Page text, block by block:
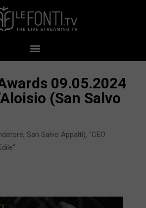
09.05.2024
(San Salvo
San Salvo Appalti), "CEO